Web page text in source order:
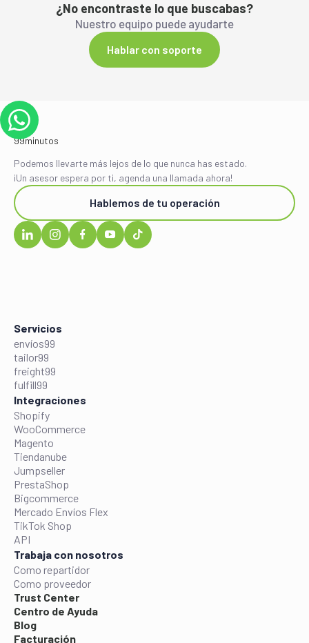
¿No encontraste lo que buscabas?
Nuestro equipo puede ayudarte
Hablar con soporte
Podemos llevarte más lejos de lo que nunca has estado.
¡Un asesor espera por ti, agenda una llamada ahora!
Hablemos de tu operación
Servicios
envíos99
tailor99
freight99
fulfill99
Integraciones
Shopify
WooCommerce
Magento
Tiendanube
Jumpseller
PrestaShop
Bigcommerce
Mercado Envíos Flex
TikTok Shop
API
Trabaja con nosotros
Como repartidor
Como proveedor
Trust Center
Centro de Ayuda
Blog
Facturación